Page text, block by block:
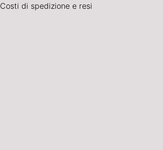
Costi di spedizione e resi